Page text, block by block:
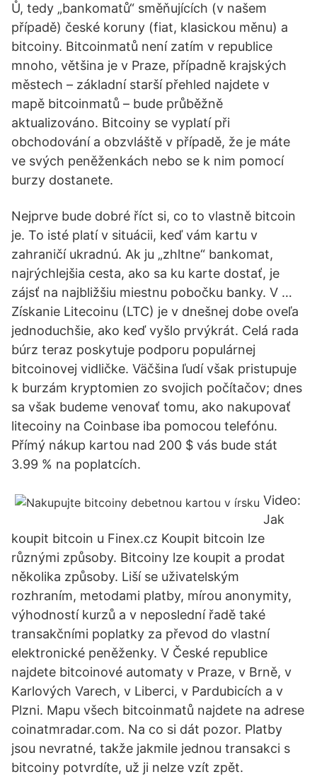
Ů, tedy „bankomatů“ směňujících (v našem
případě) české koruny (fiat, klasickou měnu) a
bitcoiny. Bitcoinmatů není zatím v republice
mnoho, většina je v Praze, případně krajských
městech – základní starší přehled najdete v
mapě bitcoinmatů – bude průběžně
aktualizováno. Bitcoiny se vyplatí při
obchodování a obzvláště v případě, že je máte
ve svých peněženkách nebo se k nim pomocí
burzy dostanete.
Nejprve bude dobré říct si, co to vlastně bitcoin
je. To isté platí v situácii, keď vám kartu v
zahraničí ukradnú. Ak ju „zhltne“ bankomat,
najrýchlejšia cesta, ako sa ku karte dostať, je
zájsť na najbližšiu miestnu pobočku banky. V …
Získanie Litecoinu (LTC) je v dnešnej dobe oveľa
jednoduchšie, ako keď vyšlo prvýkrát. Celá rada
búrz teraz poskytuje podporu populárnej
bitcoinovej vidličke. Väčšina ľudí však pristupuje
k burzám kryptomien zo svojich počítačov; dnes
sa však budeme venovať tomu, ako nakupovať
litecoiny na Coinbase iba pomocou telefónu.
Přímý nákup kartou nad 200 $ vás bude stát
3.99 % na poplatcích.
Video:
Jak
koupit bitcoin u Finex.cz Koupit bitcoin lze
různými způsoby. Bitcoiny lze koupit a prodat
několika způsoby. Liší se uživatelským
rozhraním, metodami platby, mírou anonymity,
výhodností kurzů a v neposlední řadě také
transakčními poplatky za převod do vlastní
elektronické peněženky. V České republice
najdete bitcoinové automaty v Praze, v Brně, v
Karlových Varech, v Liberci, v Pardubicích a v
Plzni. Mapu všech bitcoinmatů najdete na adrese
coinatmradar.com. Na co si dát pozor. Platby
jsou nevratné, takže jakmile jednou transakci s
bitcoiny potvrdíte, už ji nelze vzít zpět.